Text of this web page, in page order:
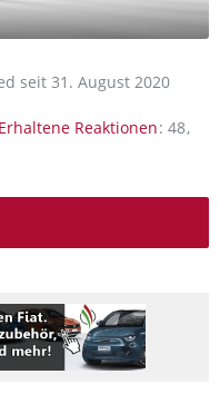
seit 31. August 2020
Erhaltene Reaktionen 48